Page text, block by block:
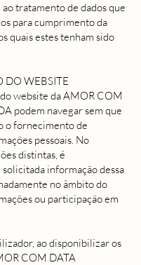
tratamento de dados que
para cumprimento da
quais estes tenham sido
DO WEBSITE
website da AMOR COM
podem navegar sem que
o fornecimento de
pessoais. No
distintas, é
informação dessa
no âmbito do
ou participação em
ao disponibilizar os
COM DATA